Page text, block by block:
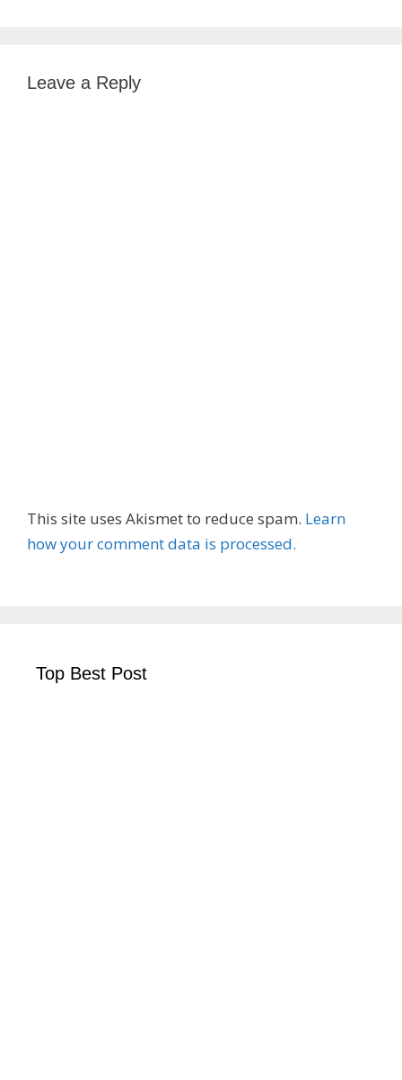
Leave a Reply
This site uses Akismet to reduce spam. Learn
how your comment data is processed.
Top Best Post